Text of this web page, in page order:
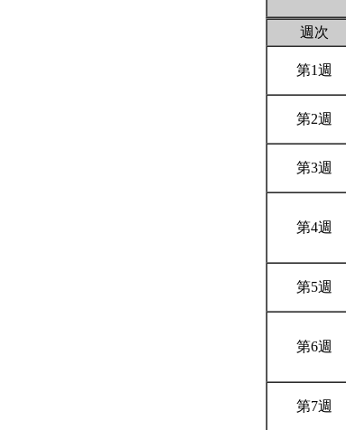
週次
第1週
第2週
第3週
第4週
第5週
第6週
第7週